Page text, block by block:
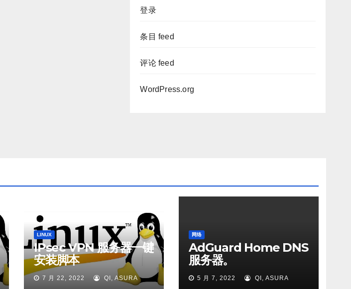
登录
条目 feed
评论 feed
WordPress.org
LINUX
IPsec VPN 服务器一键
安装脚本
7 月 22, 2022 QI, ASURA
网络
AdGuard Home DNS
服务器。
5 月 7, 2022 QI, ASURA